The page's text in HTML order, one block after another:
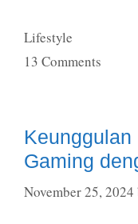
Categories
Lifestyle
13 Comments
Gaming
November 25, 2024